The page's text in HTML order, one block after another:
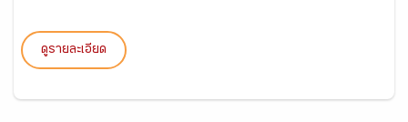
ดูรายละเอียด